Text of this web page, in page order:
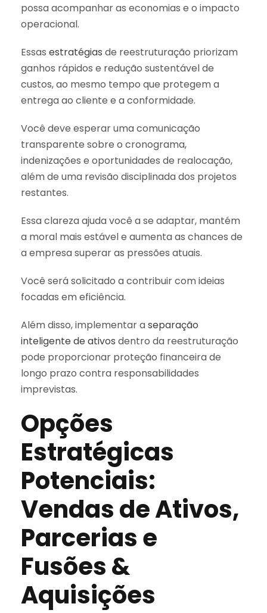
possa acompanhar as economias e o impacto
operacional.
Essas estratégias de reestruturação priorizam
ganhos rápidos e redução sustentável de
custos, ao mesmo tempo que protegem a
entrega ao cliente e a conformidade.
Você deve esperar uma comunicação
transparente sobre o cronograma,
indenizações e oportunidades de realocação,
além de uma revisão disciplinada dos projetos
restantes.
Essa clareza ajuda você a se adaptar, mantém
a moral mais estável e aumenta as chances de
a empresa superar as pressões atuais.
Você será solicitado a contribuir com ideias
focadas em eficiência.
Além disso, implementar aseparação
inteligente de ativos dentro da reestruturação
pode proporcionar proteção financeira de
longo prazo contra responsabilidades
imprevistas.
Opções
Estratégicas
Potenciais:
Vendas de Ativos,
Parcerias e
Fusões &
Aquisições